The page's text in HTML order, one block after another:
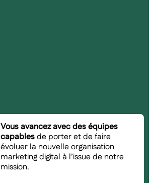
Vous avancez avec des équipes
capablesde porter et de faire
évoluer la nouvelle organisation
marketing digital à l’issue de notre
mission.